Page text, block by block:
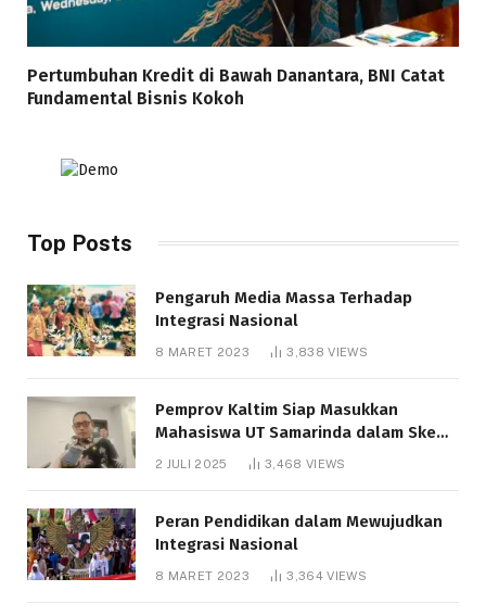
Pertumbuhan Kredit di Bawah Danantara, BNI Catat
Fundamental Bisnis Kokoh
Top Posts
Pengaruh Media Massa Terhadap
Integrasi Nasional
8 MARET 2023 3,838VIEWS
Pemprov Kaltim Siap Masukkan
Mahasiswa UT Samarinda dalam Skema
Bantuan Pendidikan Gratispol
2 JULI 2025 3,468 VIEWS
Peran Pendidikan dalam Mewujudkan
Integrasi Nasional
8 MARET 2023 3,364VIEWS